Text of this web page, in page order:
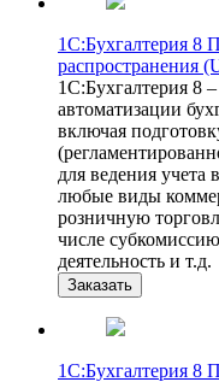
1С:Бухгалтерия 8
распространения
1С:Бухгалтерия 8
автоматизации
включая
для ведения
любые виды
розничную
числе
деятельность и т.д.
Заказать
1С:Бухгалтерия 8